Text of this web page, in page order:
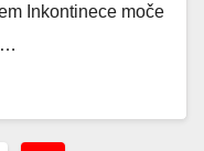
Inkontinece moče